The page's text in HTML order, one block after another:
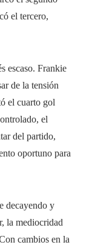
el tercero,
escaso. Frankie
de la tensión
el cuarto gol
el
del partido,
oportuno para
decayendo y
la mediocridad
cambios en la